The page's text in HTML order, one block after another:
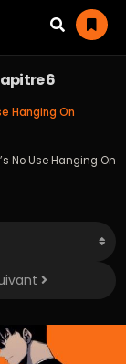
6
Hanging On
No Use Hanging On